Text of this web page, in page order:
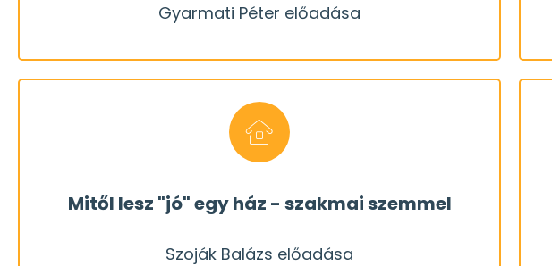
Gyarmati Péter előadása
Gyarmati Péter előadása
Mitől lesz "jó" egy ház - szakmai szemmel
Szoják Balázs előadása
"jónak" egy ház "objektív" szakmai megközelítéssel és
melyek a jellemző trendek manapság a világban?